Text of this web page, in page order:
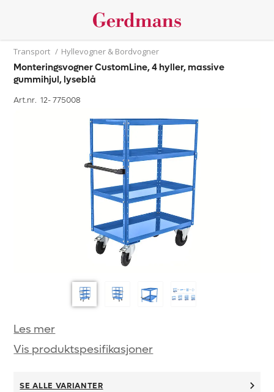
Transport / Hyllevogner & Bordvogner
Monteringsvogner CustomLine, 4 hyller, massive
gummihjul, lyseblå
Art.nr. 12-775008
Les mer
Vis produktspesifikasjoner
SE ALLE VARIANTER